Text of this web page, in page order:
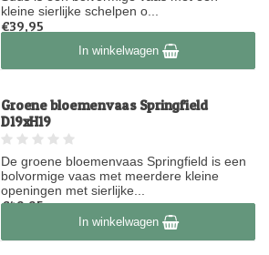
kleine sierlijke schelpen o...
€39,95
Op voorraadIn winkelwagen
Groene bloemenvaas Springfield
D19xH19
De groene bloemenvaas Springfield is een
bolvormige vaas met meerdere kleine
openingen met sierlijke...
€49,95
Op voorraadIn winkelwagen